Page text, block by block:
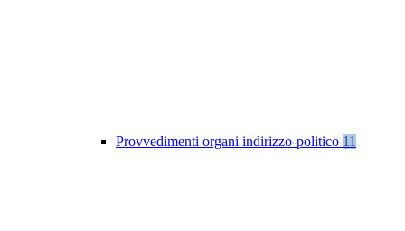
Provvedimenti organi indirizzo-politico 11